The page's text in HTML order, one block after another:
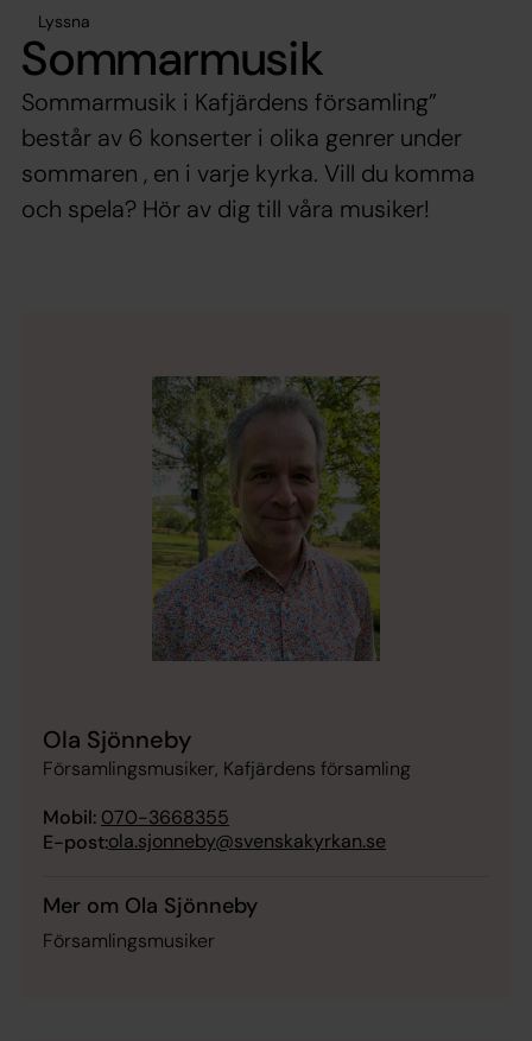
Lyssna
Sommarmusik
Sommarmusik i Kafjärdens församling”
består av 6 konserter i olika genrer under
sommaren , en i varje kyrka. Vill du komma
och spela? Hör av dig till våra musiker!
Ola Sjönneby
Församlingsmusiker, Kafjärdens församling
Mobil: 070-3668355
E-post:ola.sjonneby@svenskakyrkan.se
Mer om Ola Sjönneby
Församlingsmusiker